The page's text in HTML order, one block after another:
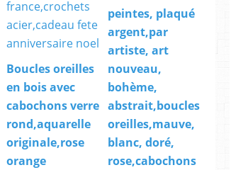
Boucles oreilles
en bois avec
cabochons verre
rond,aquarelle
originale,rose
orange
peintes, plaqué
argent,par
artiste, art
nouveau,
bohème,
abstrait,boucles
oreilles,mauve,
blanc, doré,
rose,cabochons